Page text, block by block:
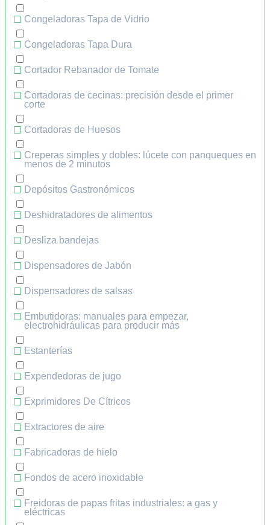
Congeladoras Tapa de Vidrio
Congeladoras Tapa Dura
Cortador Rebanador de Tomate
Cortadoras de cecinas: precisión desde el primer
corte
Cortadoras de Huesos
Creperas simples y dobles: lúcete con panqueques en
menos de 2 minutos
Depósitos Gastronómicos
Deshidratadores de alimentos
Desliza bandejas
Dispensadores de Jabón
Dispensadores de salsas
Embutidoras: manuales para empezar,
electrohidráulicas para producir más
Estanterías
Expendedoras de jugo
Exprimidores De Cítricos
Extractores de aire
Fabricadoras de hielo
Fondos de acero inoxidable
Freidoras de papas fritas industriales: a gas y
eléctricas